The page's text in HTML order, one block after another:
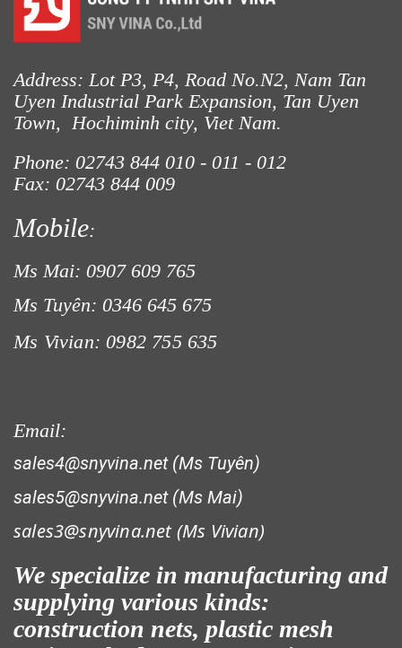
LƯỚI HÀNG RÀO HÌNH VUÔNG
Address: Lot P3, P4, Road No.N2, Nam Tan
Uyen Industrial Park Expansion, Tan Uyen
Town, Hochiminh city, Viet Nam.
Phone: 02743 844 010 - 011 - 012
Fax: 02743 844 009
Mobile:
Ms Mai: 0907 609 765
Ms Tuyên: 0346 645 675
Ms Vivian: 0982 755 635
Email:
sales4@snyvina.net (Ms Tuyên)
sales5@snyvina.net (Ms Mai)
sales3@snyvina.net (Ms Vivian)
We specialize in manufacturing and
supplying various kinds:
construction nets, plastic mesh